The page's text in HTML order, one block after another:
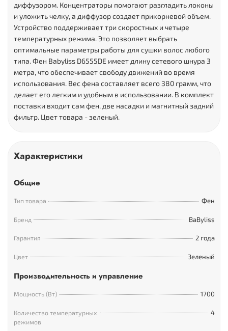
диффузором. Концентраторы помогают разгладить локоны
и уложить челку, а диффузор создает прикорневой объем.
Устройство поддерживает три скоростных и четыре
температурных режима. Это позволяет выбрать
оптимальные параметры работы для сушки волос любого
типа. Фен Babyliss D6555DE имеет длину сетевого шнура 3
метра, что обеспечивает свободу движений во время
использования. Вес фена составляет всего 380 грамм, что
делает его легким и удобным в использовании. В комплект
поставки входит сам фен, две насадки и магнитный задний
фильтр. Цвет товара - зеленый.
Характеристики
Общие
Тип товара Фен
Бренд BaByliss
Гарантия 2 года
Цвет Зеленый
Производительность и управление
Мощность (Вт) 1700
Количество температурных
режимов
4